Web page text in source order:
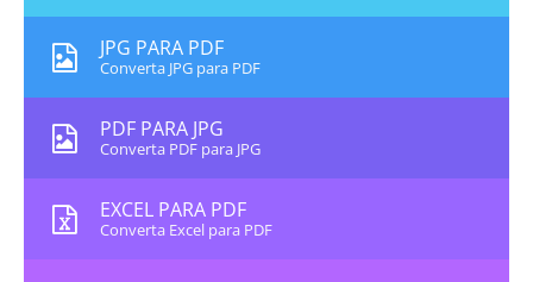
JPG PARA PDF
Converta JPG para PDF
PDF PARA JPG
Converta PDF para JPG
EXCEL PARA PDF
Converta Excel para PDF